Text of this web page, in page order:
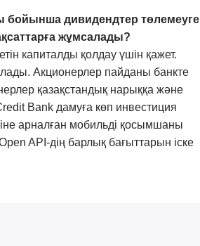
дивидендтер төлемеуге
жұмсалады?
капиталды қолдау үшін қажет.
Акционерлер пайданы банкте
қазақстандық нарыққа және
Bank дамуға көп инвестиция
арналған мобильді қосымшаны
API-дің барлық бағыттарын іске